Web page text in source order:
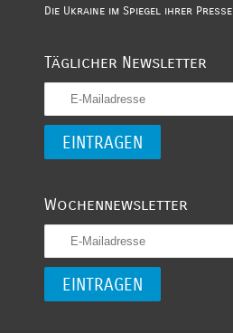
Die Ukraine im Spiegel ihrer Presse
Täglicher Newsletter
Wochennewsletter